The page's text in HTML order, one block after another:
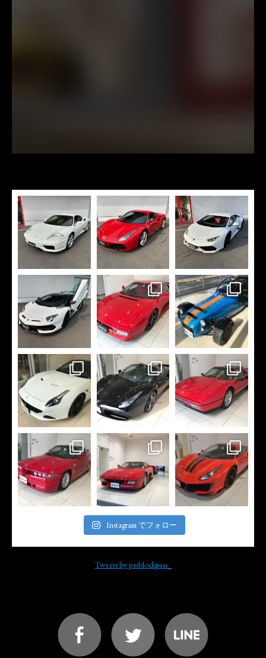
Instagram でフォロー
Tweets by paddockpass_